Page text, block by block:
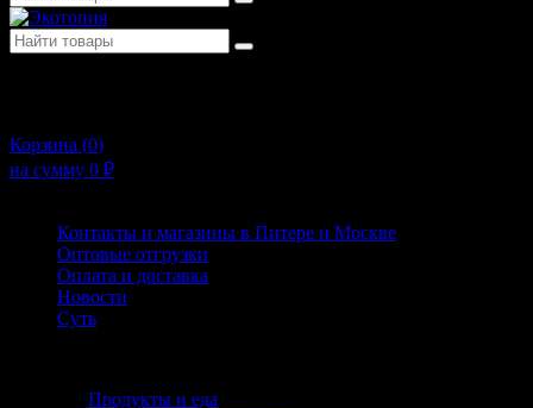
Корзина (0)
на сумму 0 ₽
Контакты и магазины в Питере и Москве
Оптовые отгрузки
Оплата и доставка
Новости
Суть
Продукты и еда